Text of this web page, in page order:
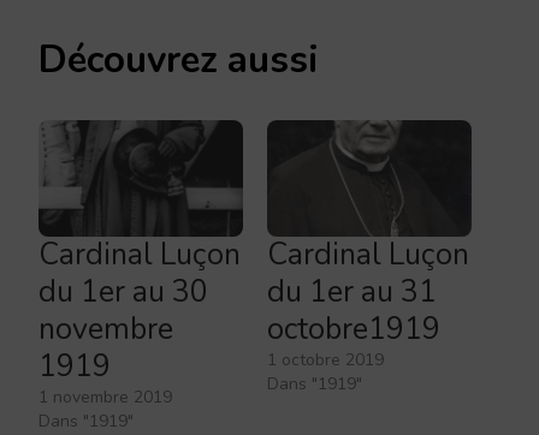
Découvrez aussi
Cardinal Luçon
du 1er au 30
novembre
1919
1 novembre 2019
Dans "1919"
Cardinal Luçon
du 1er au 31
octobre1919
1 octobre 2019
Dans "1919"